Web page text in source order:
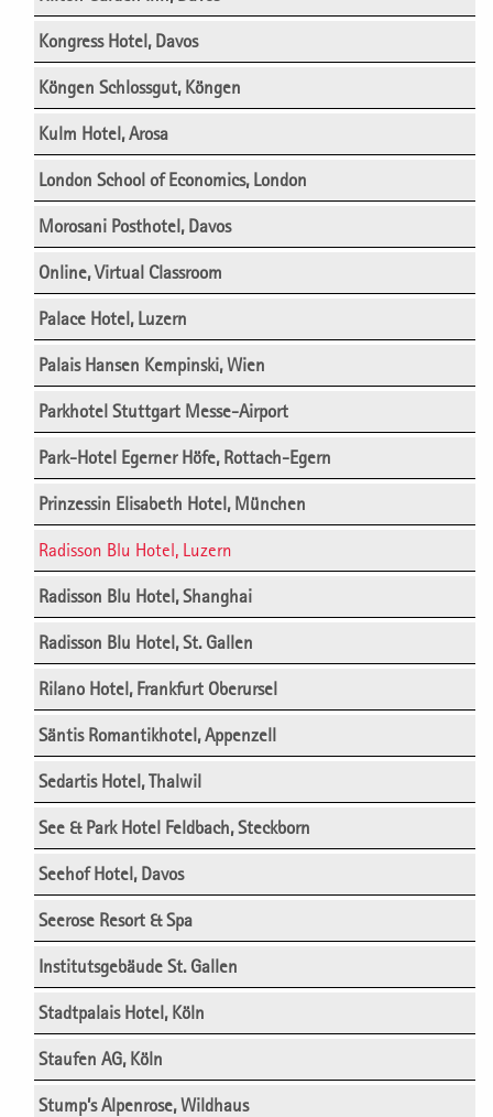
Kongress Hotel, Davos
Köngen Schlossgut, Köngen
Kulm Hotel, Arosa
London School of Economics, London
Morosani Posthotel, Davos
Online, Virtual Classroom
Palace Hotel, Luzern
Palais Hansen Kempinski, Wien
Parkhotel Stuttgart Messe-Airport
Park-Hotel Egerner Höfe, Rottach-Egern
Prinzessin Elisabeth Hotel, München
Radisson Blu Hotel, Luzern
Radisson Blu Hotel, Shanghai
Radisson Blu Hotel, St. Gallen
Rilano Hotel, Frankfurt Oberursel
Säntis Romantikhotel, Appenzell
Sedartis Hotel, Thalwil
See & Park Hotel Feldbach, Steckborn
Seehof Hotel, Davos
Seerose Resort & Spa
Institutsgebäude St. Gallen
Stadtpalais Hotel, Köln
Staufen AG, Köln
Stump’s Alpenrose, Wildhaus